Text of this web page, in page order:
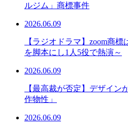
ルジム」商標事件
2026.06.09
【ラジオドラマ】zoom商
を脚本にし1人5役で熱演～
2026.06.09
【最高裁が否定】デザイン
作物性」
2026.06.09